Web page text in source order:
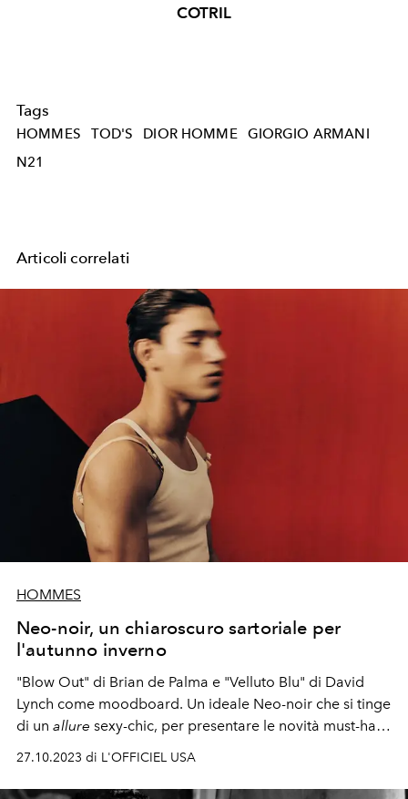
COTRIL
Tags
HOMMES TOD'S DIOR HOMME
GIORGIO ARMANI
N21
Articoli correlati
HOMMES
Neo-noir, un chiaroscuro sartoriale per
l'autunno inverno
"Blow Out" di Brian de Palma e "Velluto Blu" di David
Lynch come moodboard. Un ideale Neo-noir che si tinge
di un allure sexy-chic, per presentare le novità must-have
27.10.2023 di L'OFFICIEL USA